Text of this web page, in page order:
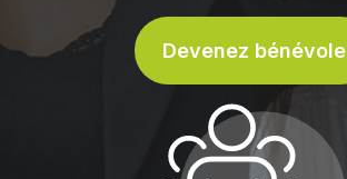
Devenez bénévole